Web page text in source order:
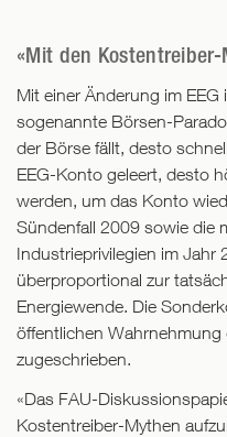
«Mit den
Mit einer Änderung im
sogenannte Börsen-
der Börse fällt, desto
EEG-Konto geleert, desto
werden, um das Konto
Sündenfall 2009 sowie die
Industrieprivilegien im Jahr
überproportional zur
Energiewende. Die
öffentlichen Wahrnehmung
zugeschrieben.
«Das FAU-
Kostentreiber-Mythen